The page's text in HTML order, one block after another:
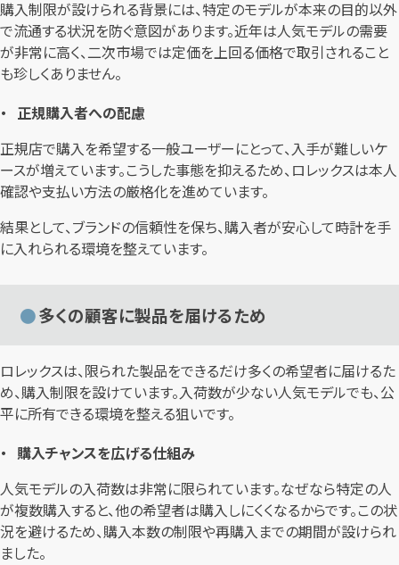
購入制限が設けられる背景には、特定のモデルが本来の目的以外
で流通する状況を防ぐ意図があります。近年は人気モデルの需要
が非常に高く、二次市場では定価を上回る価格で取引されること
も珍しくありません。
正規購入者への配慮
正規店で購入を希望する一般ユーザーにとって、入手が難しいケ
ースが増えています。こうした事態を抑えるため、ロレックスは本人
確認や支払い方法の厳格化を進めています。
結果として、ブランドの信頼性を保ち、購入者が安心して時計を手
に入れられる環境を整えています。
多くの顧客に製品を届けるため
ロレックスは、限られた製品をできるだけ多くの希望者に届けるた
め、購入制限を設けています。入荷数が少ない人気モデルでも、公
平に所有できる環境を整える狙いです。
購入チャンスを広げる仕組み
人気モデルの入荷数は非常に限られています。なぜなら特定の人
が複数購入すると、他の希望者は購入しにくくなるからです。この状
況を避けるため、購入本数の制限や再購入までの期間が設けられ
ました。